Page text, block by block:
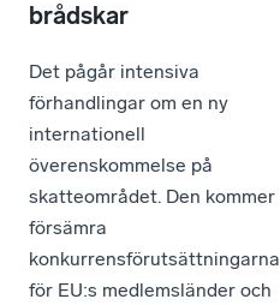
brådskar
Det pågår intensiva
förhandlingar om en ny
internationell
överenskommelse på
skatteområdet. Den kommer
försämra
konkurrensförutsättningarna
för EU:s medlemsländer och